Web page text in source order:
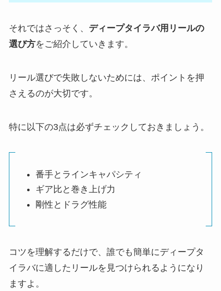
それではさっそく、 ディープタイラバ用リールの
選び方をご紹介していきます。
リール選びで失敗しないためには、ポイントを押
さえるのが大切です。
特に以下の3点は必ずチェックしておきましょう。
番手とラインキャパシティ
ギア比と巻き上げ力
剛性とドラグ性能
コツを理解するだけで、誰でも簡単にディープタ
イラバに適したリールを見つけられるようになり
ますよ。